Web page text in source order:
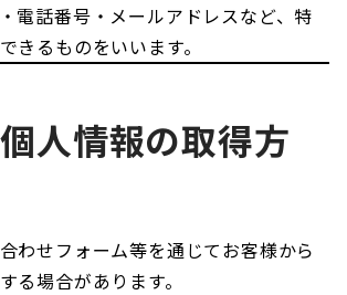
電話番号・メールアドレスなど、特
きるものをいいます。
人情報の取得方
わせフォーム等を通じてお客様から
る場合があります。